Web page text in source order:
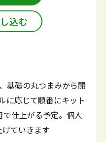
込む
基礎の丸つまみから開
に応じて順番にキット
仕上がる予定。個人
ていきます